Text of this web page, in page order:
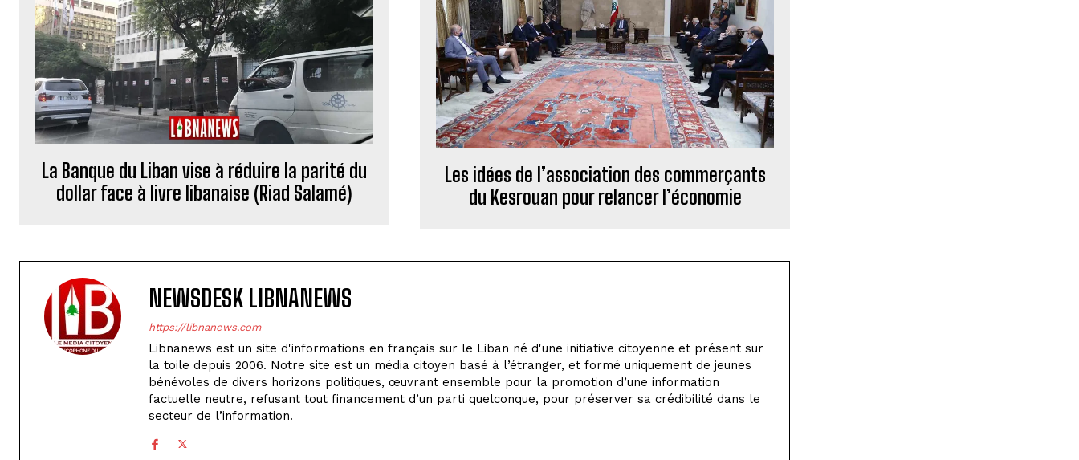
La Banque du Liban vise à réduire la parité du
dollar face à livre libanaise (Riad Salamé)
Les idées de l’association des commerçants
du Kesrouan pour relancer l’économie
NEWSDESK LIBNANEWS
https://libnanews.com
Libnanews est un site d'informations en français sur le Liban né d'une initiative citoyenne et présent sur
la toile depuis 2006. Notre site est un média citoyen basé à l’étranger, et formé uniquement de jeunes
bénévoles de divers horizons politiques, œuvrant ensemble pour la promotion d’une information
factuelle neutre, refusant tout financement d’un parti quelconque, pour préserver sa crédibilité dans le
secteur de l’information.